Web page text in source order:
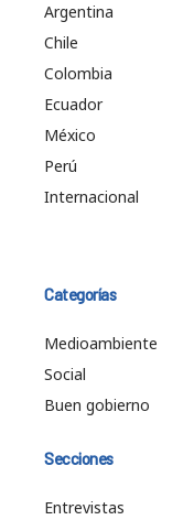
Argentina
Chile
Colombia
Ecuador
México
Perú
Internacional
Categorías
Medioambiente
Social
Buen gobierno
Secciones
Entrevistas